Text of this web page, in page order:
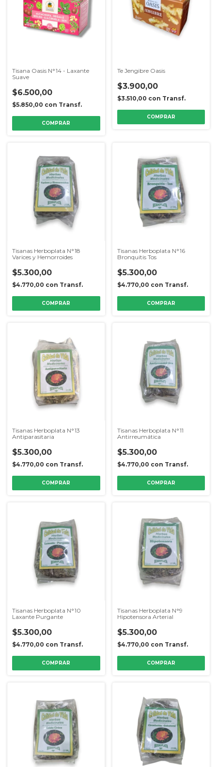
Tisana Oasis N°14 - Laxante
Suave
$6.500,00
$5.850,00 con Transf.
Te Jengibre Oasis
$3.900,00
$3.510,00 con Transf.
Tisanas Herboplata N°18
Varices y Hemorroides
$5.300,00
$4.770,00 con Transf.
Tisanas Herboplata N°16
Bronquitis Tos
$5.300,00
$4.770,00 con Transf.
Tisanas Herboplata N°13
Antiparasitaria
$5.300,00
$4.770,00 con Transf.
Tisanas Herboplata N°11
Antirreumática
$5.300,00
$4.770,00 con Transf.
Tisanas Herboplata N°10
Laxante Purgante
$5.300,00
$4.770,00 con Transf.
Tisanas Herboplata N°9
Hipotensora Arterial
$5.300,00
$4.770,00 con Transf.